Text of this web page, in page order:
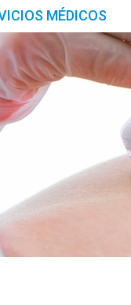
MÉDICOS